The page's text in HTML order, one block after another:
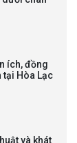
nghề
dùng
ích, đồng
tại Hòa Lạc
và khát